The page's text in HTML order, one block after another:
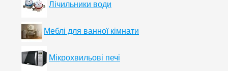
Лічильники води
Меблі для ванної кімнати
Мікрохвильові печі